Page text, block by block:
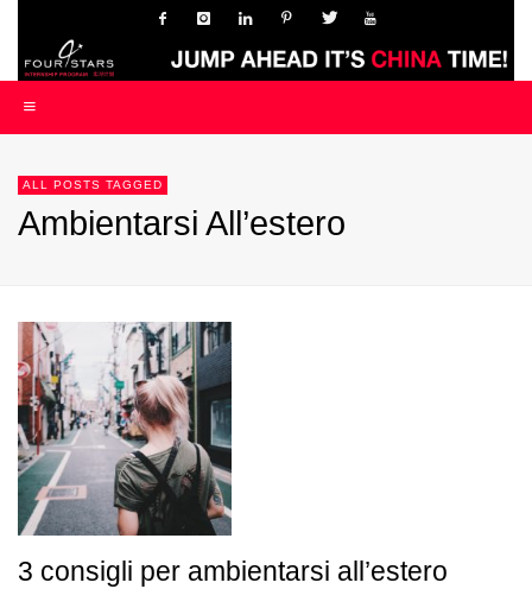
ALL POSTS TAGGED
Ambientarsi All’estero
3 consigli per ambientarsi all’estero